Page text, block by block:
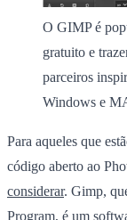
O GIMP é
gratuito e
parceiros
Windows e
Para aqueles que
código aberto ao
considerar. Gimp,
Program, é um